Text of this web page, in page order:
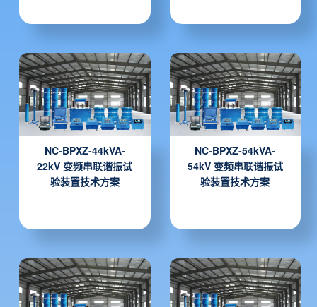
NC-BPXZ-44kVA-
22kV 变频串联谐振试
验装置技术方案
NC-BPXZ-54kVA-
54kV 变频串联谐振试
验装置技术方案